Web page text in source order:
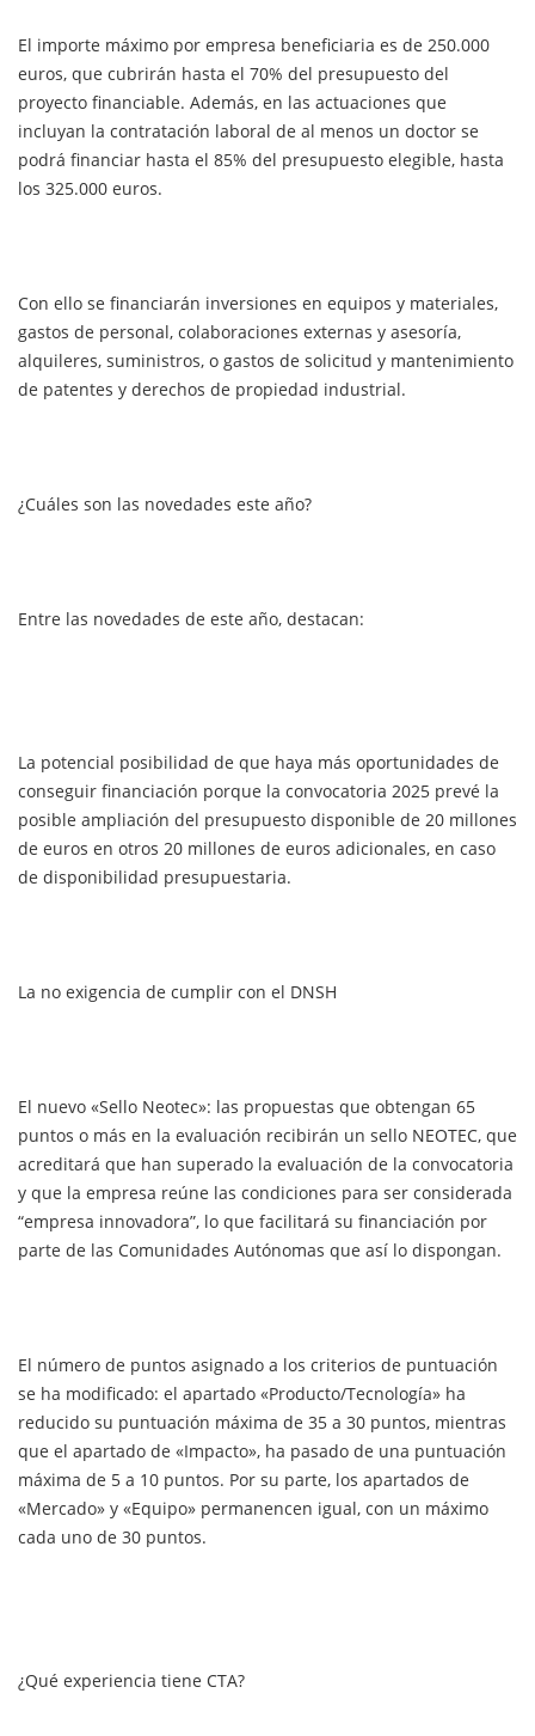
El importe máximo por empresa beneficiaria es de 250.000
euros, que cubrirán hasta el 70% del presupuesto del
proyecto financiable. Además, en las actuaciones que
incluyan la contratación laboral de al menos un doctor se
podrá financiar hasta el 85% del presupuesto elegible, hasta
los 325.000 euros.
Con ello se financiarán inversiones en equipos y materiales,
gastos de personal, colaboraciones externas y asesoría,
alquileres, suministros, o gastos de solicitud y mantenimiento
de patentes y derechos de propiedad industrial.
¿Cuáles son las novedades este año?
Entre las novedades de este año, destacan:
La potencial posibilidad de que haya más oportunidades de
conseguir financiación porque la convocatoria 2025 prevé la
posible ampliación del presupuesto disponible de 20 millones
de euros en otros 20 millones de euros adicionales, en caso
de disponibilidad presupuestaria.
La no exigencia de cumplir con el DNSH
El nuevo «Sello Neotec»: las propuestas que obtengan 65
puntos o más en la evaluación recibirán un sello NEOTEC, que
acreditará que han superado la evaluación de la convocatoria
y que la empresa reúne las condiciones para ser considerada
“empresa innovadora”, lo que facilitará su financiación por
parte de las Comunidades Autónomas que así lo dispongan.
El número de puntos asignado a los criterios de puntuación
se ha modificado: el apartado «Producto/Tecnología» ha
reducido su puntuación máxima de 35 a 30 puntos, mientras
que el apartado de «Impacto», ha pasado de una puntuación
máxima de 5 a 10 puntos. Por su parte, los apartados de
«Mercado» y «Equipo» permanencen igual, con un máximo
cada uno de 30 puntos.
¿Qué experiencia tiene CTA?